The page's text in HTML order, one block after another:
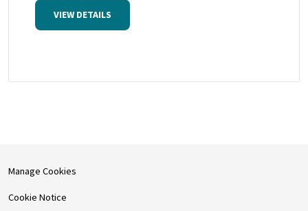
VIEW DETAILS
Manage Cookies
Cookie Notice